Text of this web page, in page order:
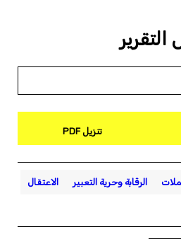
تنزيل PDF
الرقابة وحرية التعبير الاعتقال